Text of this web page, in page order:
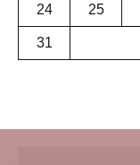
24 25
31